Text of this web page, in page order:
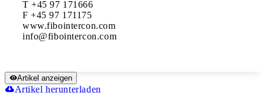
T +45 97 171666
F +45 97 171175
www.fibointercon.com
Artikel anzeigen
Artikel herunterladen